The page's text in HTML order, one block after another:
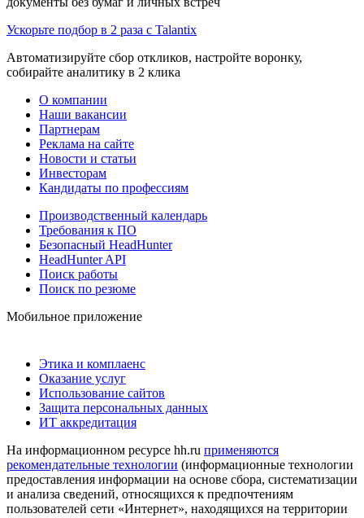
Ускорьте подбор в 2 раза с Talantix
Автоматизируйте сбор откликов, настройте воронку,
собирайте аналитику в 2 клика
О компании
Наши вакансии
Партнерам
Реклама на сайте
Новости и статьи
Инвесторам
Кандидаты по профессиям
Производственный календарь
Требования к ПО
Безопасный HeadHunter
HeadHunter API
Поиск работы
Поиск по резюме
Мобильное приложение
Этика и комплаенс
Оказание услуг
Использование сайтов
Защита персональных данных
ИТ аккредитация
На информационном ресурсе hh.ru применяются
рекомендательные технологии (информационные технологии
предоставления информации на основе сбора, систематизации
и анализа сведений, относящихся к предпочтениям
пользователей сети «Интернет», находящихся на территории